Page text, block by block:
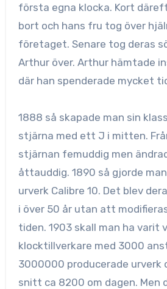
första egna klocka. Kort
bort och hans fru tog över
företaget. Senare tog deras
Arthur över. Arthur hämtade
där han spenderade mycket
1888 så skapade man sin
stjärna med ett J i mitten.
stjärnan femuddig men
åttauddig. 1890 så gjorde
urverk Calibre 10. Det blev
i över 50 år utan att
tiden. 1903 skall man ha varit
klocktillverkare med 3000
3000000 producerade urverk
snitt ca 8200 om dagen. Men